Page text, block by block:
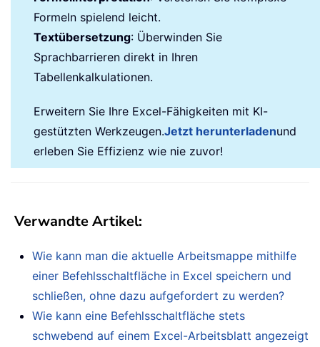
Formeln spielend leicht.
Textübersetzung: Überwinden Sie
Sprachbarrieren direkt in Ihren
Tabellenkalkulationen.
Erweitern Sie Ihre Excel-Fähigkeiten mit KI-
gestützten Werkzeugen.Jetzt herunterladenund
erleben Sie Effizienz wie nie zuvor!
Verwandte Artikel:
Wie kann man die aktuelle Arbeitsmappe mithilfe
einer Befehlsschaltfläche in Excel speichern und
schließen, ohne dazu aufgefordert zu werden?
Wie kann eine Befehlsschaltfläche stets
schwebend auf einem Excel-Arbeitsblatt angezeigt